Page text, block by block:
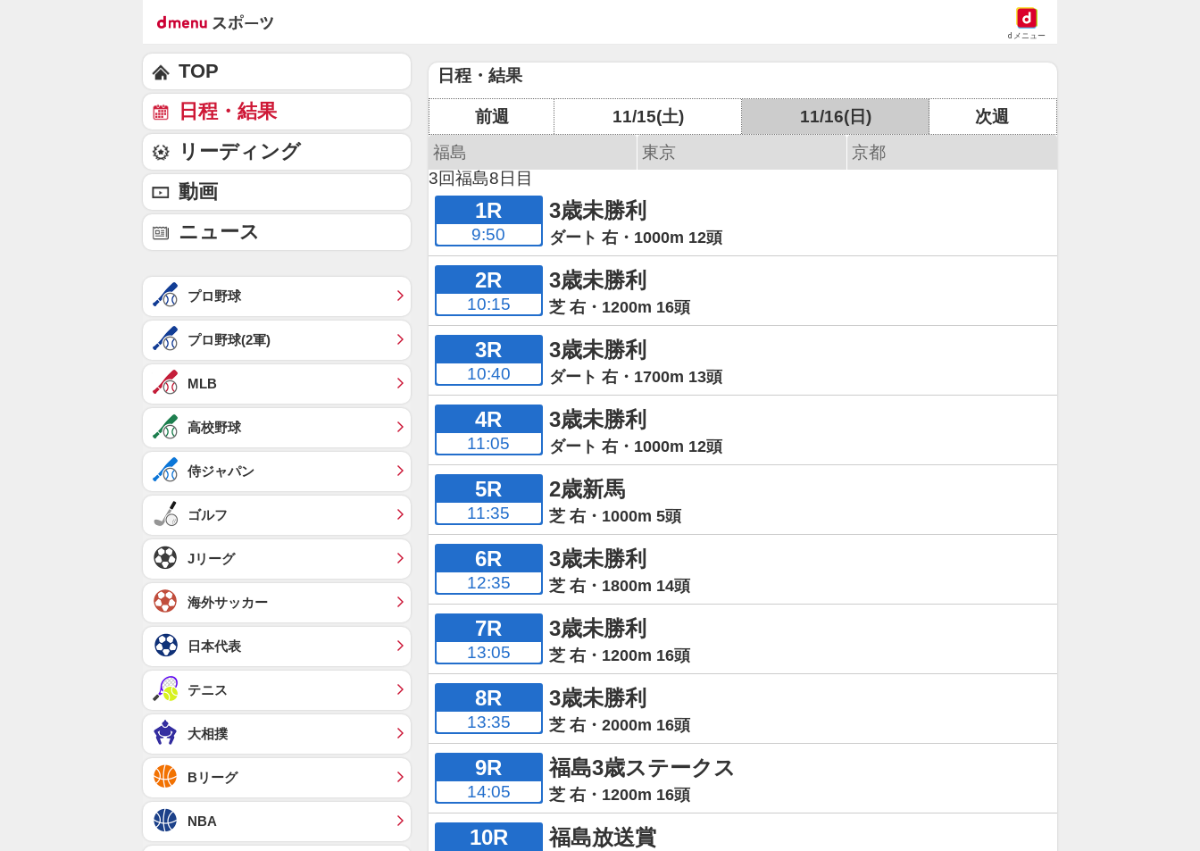
dメニュー
日程・結果
前週 11/15(土) 11/16(日)
次週
福島
東京
京都
3回福島8日目
1R
9:50
3歳未勝利
ダート 右・1000m 12頭
2R
10:15
3歳未勝利
芝 右・1200m 16頭
3R
10:40
3歳未勝利
ダート 右・1700m 13頭
4R
11:05
3歳未勝利
ダート 右・1000m 12頭
5R
11:35
2歳新馬
芝 右・1000m 5頭
6R
12:35
3歳未勝利
芝 右・1800m 14頭
7R
13:05
3歳未勝利
芝 右・1200m 16頭
8R
13:35
3歳未勝利
芝 右・2000m 16頭
9R
14:05
福島3歳ステークス
芝 右・1200m 16頭
10R 福島放送賞
TOP
日程・結果
リーディング
動画
ニュース
プロ野球
プロ野球(2軍)
MLB
高校野球
侍ジャパン
ゴルフ
Jリーグ
海外サッカー
日本代表
テニス
大相撲
Bリーグ
NBA